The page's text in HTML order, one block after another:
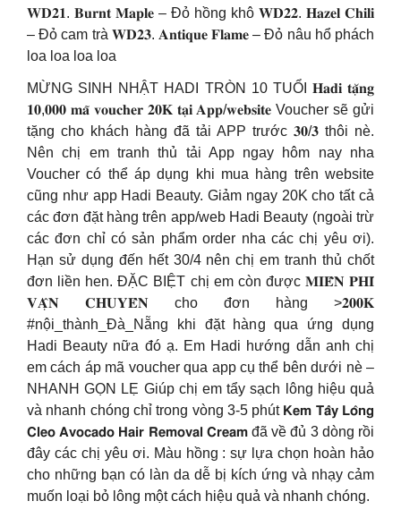
𝐖𝐃𝟐𝟏. 𝐁𝐮𝐫𝐧𝐭 𝐌𝐚𝐩𝐥𝐞 – Đỏ hồng khô 𝐖𝐃𝟐𝟐. 𝐇𝐚𝐳𝐞𝐥 𝐂𝐡𝐢𝐥𝐢
– Đỏ cam trà 𝐖𝐃𝟐𝟑. 𝐀𝐧𝐭𝐢𝐪𝐮𝐞 𝐅𝐥𝐚𝐦𝐞 – Đỏ nâu hổ phách
loa loa loa loa
MỪNG SINH NHẬT HADI TRÒN 10 TUỔI 𝐇𝐚𝐝𝐢 𝐭𝐚̣̆𝐧𝐠
𝟏𝟎,𝟎𝟎𝟎 𝐦𝐚̃ 𝐯𝐨𝐮𝐜𝐡𝐞𝐫 𝟐𝟎𝐊 𝐭𝐚̣𝐢 𝐀𝐩𝐩/𝐰𝐞𝐛𝐬𝐢𝐭𝐞 Voucher sẽ gửi
tặng cho khách hàng đã tải APP trước 𝟑𝟎/𝟑 thôi nè.
Nên chị em tranh thủ tải App ngay hôm nay nha
Voucher có thể áp dụng khi mua hàng trên website
cũng như app Hadi Beauty. Giảm ngay 20K cho tất cả
các đơn đặt hàng trên app/web Hadi Beauty (ngoài trừ
các đơn chỉ có sản phẩm order nha các chị yêu ơi).
Hạn sử dụng đến hết 30/4 nên chị em tranh thủ chốt
đơn liền hen. ĐẶC BIỆT chị em còn được 𝐌𝐈𝐄̂̃𝐍 𝐏𝐇𝐈́
𝐕𝐀̣̂𝐍 𝐂𝐇𝐔𝐘𝐄̂̉𝐍 cho đơn hàng >𝟐𝟎𝟎𝐊
#nội_thành_Đà_Nẵng khi đặt hàng qua ứng dụng
Hadi Beauty nữa đó ạ. Em Hadi hướng dẫn anh chị
em cách áp mã voucher qua app cụ thể bên dưới nè –
NHANH GỌN LẸ Giúp chị em tẩy sạch lông hiệu quả
và nhanh chóng chỉ trong vòng 3-5 phút 𝗞𝗲𝗺 𝗧𝗮̂̉𝘆 𝗟𝗼̂𝗻𝗴
𝗖𝗹𝗲𝗼 𝗔𝘃𝗼𝗰𝗮𝗱𝗼 𝗛𝗮𝗶𝗿 𝗥𝗲𝗺𝗼𝘃𝗮𝗹 𝗖𝗿𝗲𝗮𝗺 đã về đủ 3 dòng rồi
đây các chị yêu ơi. Màu hồng : sự lựa chọn hoàn hảo
cho những bạn có làn da dễ bị kích ứng và nhạy cảm
muốn loại bỏ lông một cách hiệu quả và nhanh chóng.